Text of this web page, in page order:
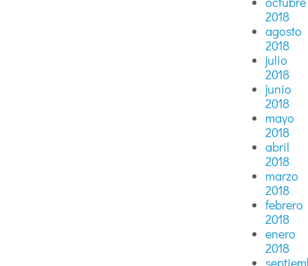
2018
agosto
2018
julio
2018
junio
2018
mayo
2018
abril
2018
marzo
2018
febrero
2018
enero
2018